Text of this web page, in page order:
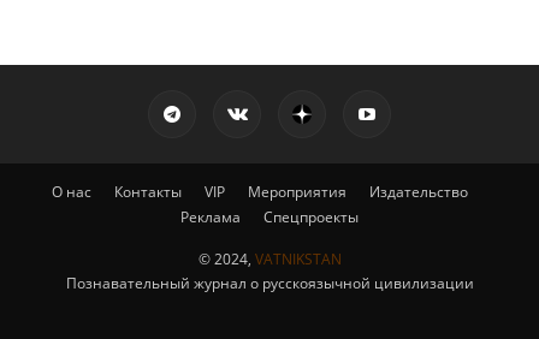
О нас Контакты VIP Мероприятия
Издательство
Реклама
Спецпроекты
© 2024, VATNIKSTAN
Познавательный журнал о русскоязычной цивилизации